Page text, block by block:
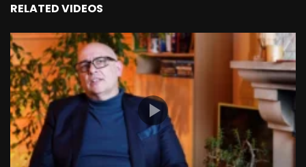
RELATED VIDEOS